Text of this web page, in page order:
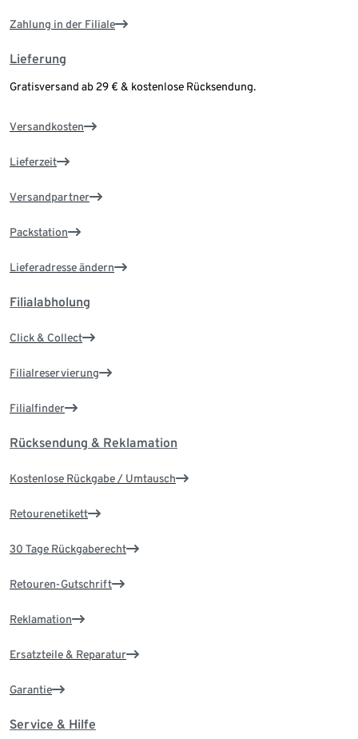
Zahlung in der Filiale
Lieferung
Gratisversand ab 29 € & kostenlose Rücksendung.
Versandkosten
Lieferzeit
Versandpartner
Packstation
Lieferadresse ändern
Filialabholung
Click & Collect
Filialreservierung
Filialfinder
Rücksendung & Reklamation
Kostenlose Rückgabe / Umtausch
Retourenetikett
30 Tage Rückgaberecht
Retouren-Gutschrift
Reklamation
Ersatzteile & Reparatur
Garantie
Service & Hilfe